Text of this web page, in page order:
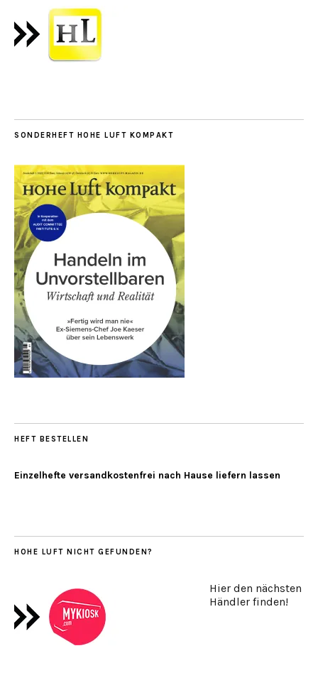
SONDERHEFT HOHE LUFT KOMPAKT
HEFT BESTELLEN
Einzelhefte versandkostenfrei nach Hause liefern lassen
HOHE LUFT NICHT GEFUNDEN?
Hier den nächsten
Händler finden!